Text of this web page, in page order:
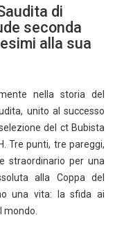
di
seconda
alla sua
nella storia del
unito al successo
del ct Bubista
Tre punti, tre pareggi,
straordinario per una
alla Coppa del
una vita: la sfida ai
mondo.